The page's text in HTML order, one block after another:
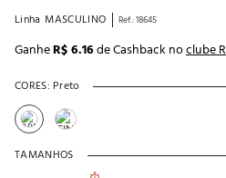
Linha MASCULINO Ref.:18645
GanheR$ 6.16de Cashback noclube
CORES: Preto
TAMANHOS